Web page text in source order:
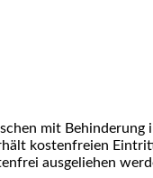
mit
kostenfreien
ausgeliehen